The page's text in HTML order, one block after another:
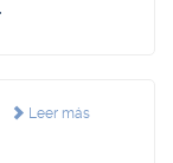
Leer más